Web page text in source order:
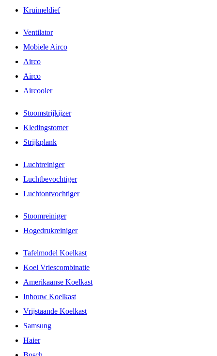
Kruimeldief
Ventilator
Mobiele Airco
Airco
Airco
Aircooler
Stoomstrijkijzer
Kledingstomer
Strijkplank
Luchtreiniger
Luchtbevochtiger
Luchtontvochtiger
Stoomreiniger
Hogedrukreiniger
Tafelmodel Koelkast
Koel Vriescombinatie
Amerikaanse Koelkast
Inbouw Koelkast
Vrijstaande Koelkast
Samsung
Haier